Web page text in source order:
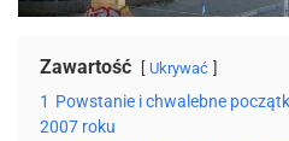
Zawartość Ukrywać
1 Powstanie i chwalebne
2007 roku